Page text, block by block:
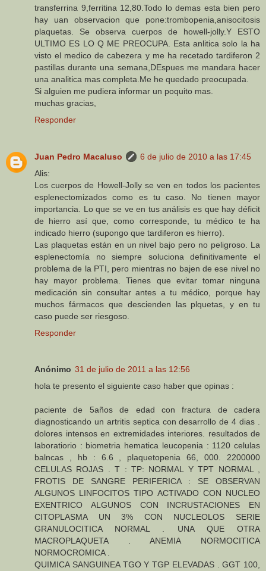
transferrina 9,ferritina 12,80.Todo lo demas esta bien pero
hay uan observacion que pone:trombopenia,anisocitosis
plaquetas. Se observa cuerpos de howell-jolly.Y ESTO
ULTIMO ES LO Q ME PREOCUPA. Esta anlitica solo la ha
visto el medico de cabezera y me ha recetado tardiferon 2
pastillas durante una semana,DEspues me mandara hacer
una analitica mas completa.Me he quedado preocupada.
Si alguien me pudiera informar un poquito mas.
muchas gracias,
Responder
Juan Pedro Macaluso
6 de julio de 2010 a las 17:45
Alis:
Los cuerpos de Howell-Jolly se ven en todos los pacientes
esplenectomizados como es tu caso. No tienen mayor
importancia. Lo que se ve en tus análisis es que hay déficit
de hierro así que, como corresponde, tu médico te ha
indicado hierro (supongo que tardiferon es hierro).
Las plaquetas están en un nivel bajo pero no peligroso. La
esplenectomía no siempre soluciona definitivamente el
problema de la PTI, pero mientras no bajen de ese nivel no
hay mayor problema. Tienes que evitar tomar ninguna
medicación sin consultar antes a tu médico, porque hay
muchos fármacos que descienden las plquetas, y en tu
caso puede ser riesgoso.
Responder
Anónimo 31 de julio de 2011 a las 12:56
hola te presento el siguiente caso haber que opinas :
paciente de 5años de edad con fractura de cadera
diagnosticando un artritis septica con desarrollo de 4 dias .
dolores intensos en extremidades interiores. resultados de
laboratiorio : biometria hematica leucopenia : 1120 celulas
balncas , hb : 6.6 , plaquetopenia 66, 000. 2200000
CELULAS ROJAS . T : TP: NORMAL Y TPT NORMAL ,
FROTIS DE SANGRE PERIFERICA : SE OBSERVAN
ALGUNOS LINFOCITOS TIPO ACTIVADO CON NUCLEO
EXENTRICO ALGUNOS CON INCRUSTACIONES EN
CITOPLASMA UN 3% CON NUCLEOLOS SERIE
GRANULOCITICA NORMAL . UNA QUE OTRA
MACROPLAQUETA . ANEMIA NORMOCITICA
NORMOCROMICA .
QUIMICA SANGUINEA TGO Y TGP ELEVADAS . GGT 100,